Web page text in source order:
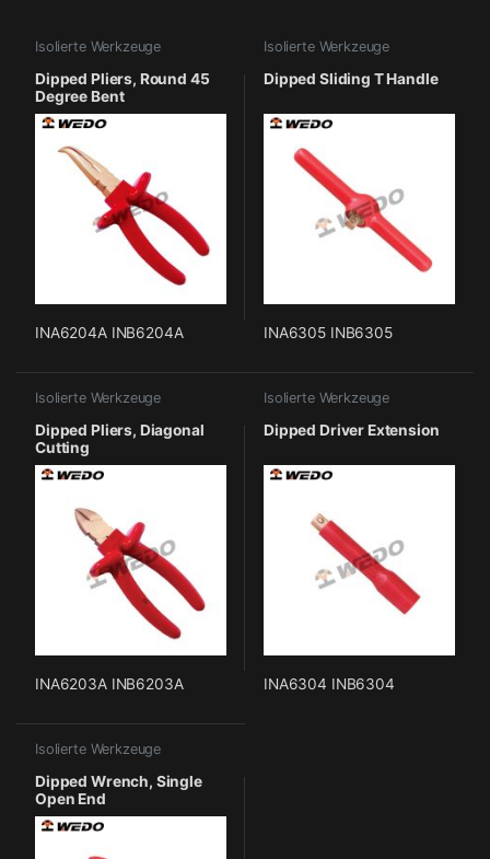
Isolierte Werkzeuge
Dipped Pliers, Round 45
Degree Bent
INA6204A INB6204A
Isolierte Werkzeuge
Dipped Sliding T Handle
INA6305 INB6305
Isolierte Werkzeuge
Dipped Pliers, Diagonal
Cutting
INA6203A INB6203A
Isolierte Werkzeuge
Dipped Driver Extension
INA6304 INB6304
Isolierte Werkzeuge
Dipped Wrench, Single
Open End